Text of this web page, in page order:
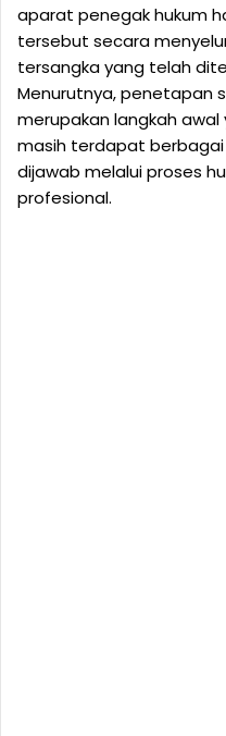
aparat penegak hukum
tersebut secara
tersangka yang telah
Menurutnya, penetapan
merupakan langkah
masih terdapat berbagai
dijawab melalui proses
profesional.